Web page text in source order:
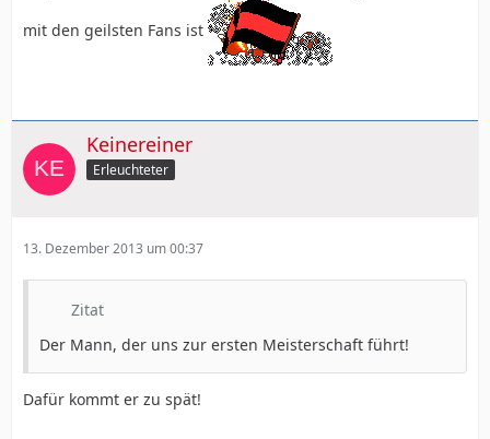
mit den geilsten Fans ist
Keinereiner
Erleuchteter
13. Dezember 2013 um 00:37
Zitat
Der Mann, der uns zur ersten Meisterschaft führt!
Dafür kommt er zu spät!